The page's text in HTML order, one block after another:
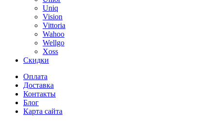
Uniq
Vision
Vittoria
Wahoo
Wellgo
Xoss
Скидки
Оплата
Доставка
Контакты
Блог
Карта сайта